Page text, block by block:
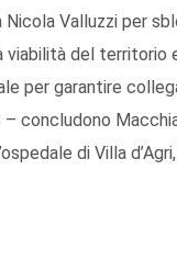
Nicola Valluzzi per
viabilità del territorio
per garantire
concludono
di Villa